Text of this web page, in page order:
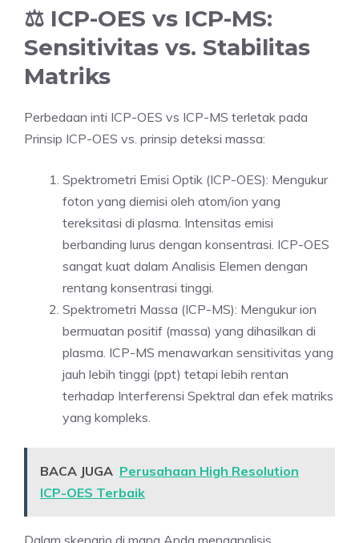
⚖️ ICP-OES vs ICP-MS:
Sensitivitas vs. Stabilitas
Matriks
Perbedaan inti ICP-OES vs ICP-MS terletak pada
Prinsip ICP-OES vs. prinsip deteksi massa:
Spektrometri Emisi Optik (ICP-OES): Mengukur
foton yang diemisi oleh atom/ion yang
tereksitasi di plasma. Intensitas emisi
berbanding lurus dengan konsentrasi. ICP-OES
sangat kuat dalam Analisis Elemen dengan
rentang konsentrasi tinggi.
Spektrometri Massa (ICP-MS): Mengukur ion
bermuatan positif (massa) yang dihasilkan di
plasma. ICP-MS menawarkan sensitivitas yang
jauh lebih tinggi (ppt) tetapi lebih rentan
terhadap Interferensi Spektral dan efek matriks
yang kompleks.
BACA JUGA Perusahaan High Resolution
ICP-OES Terbaik
Dalam skenario di mana Anda menganalisis